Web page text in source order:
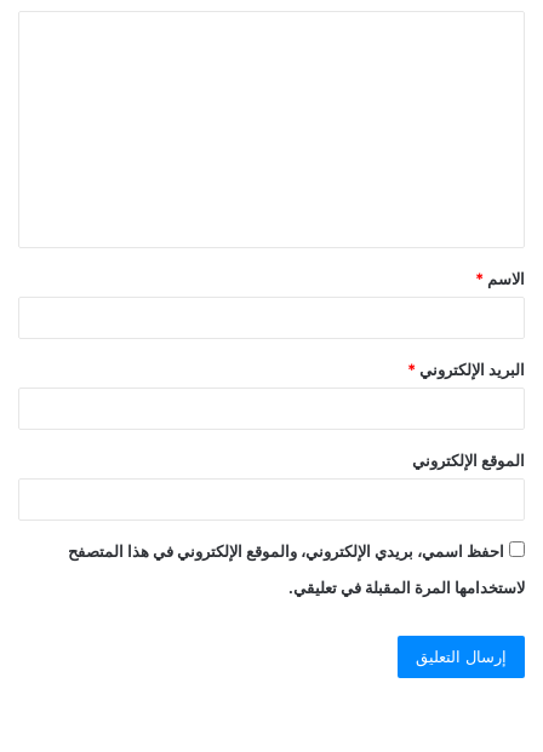
الاسم *
البريد الإلكتروني *
الموقع الإلكتروني
احفظ اسمي، بريدي الإلكتروني، والموقع الإلكتروني في هذا المتصفح
لاستخدامها المرة المقبلة في تعليقي.